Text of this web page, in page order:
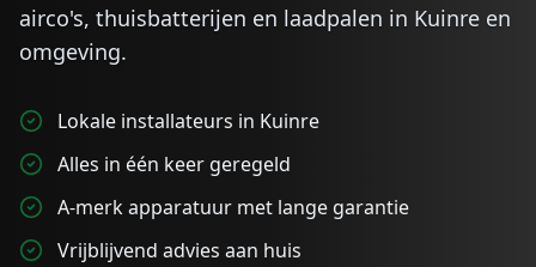
airco's, thuisbatterijen en laadpalen in Kuinre en
omgeving.
Lokale installateurs in Kuinre
Alles in één keer geregeld
A-merk apparatuur met lange garantie
Vrijblijvend advies aan huis